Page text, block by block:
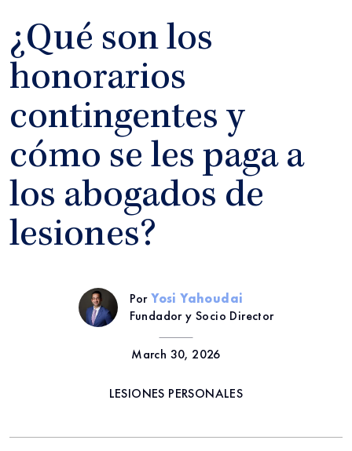
¿Qué son los
honorarios
contingentes y
cómo se les paga a
los abogados de
lesiones?
PorYosi Yahoudai
Fundador y Socio Director
March 30, 2026
LESIONES PERSONALES